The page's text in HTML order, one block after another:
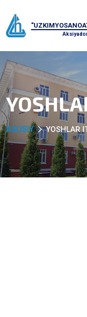
ASOSIY YOSHLAR